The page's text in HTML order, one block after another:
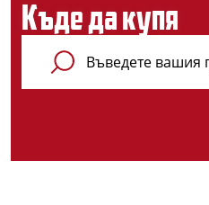
Къде да купя